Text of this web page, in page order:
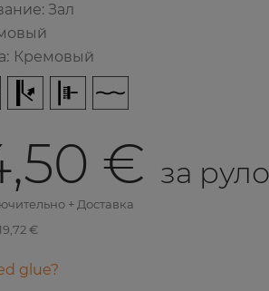
Зал
: Кремовый
€ за
+ Доставка
€
glue?